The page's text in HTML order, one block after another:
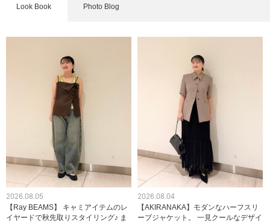
Look Book Photo Blog
2026.08.05
【Ray BEAMS】 キャミアイテムのレ
イヤードで秋先取りスタイリング♪ ま
2026.08.04
【AKIRANAKA】モダンなハーフスリ
ーブジャケット。 一見クールなデザイ